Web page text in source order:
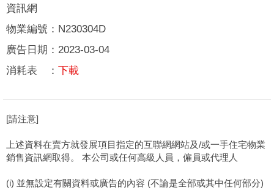
資訊網
物業編號 ： N230304D
廣告日期 ： 2023-03-04
消耗表
： 下載
[請注意]
上述資料在賣方就發展項目指定的互聯網網站及/或一手住宅物業
銷售資訊網取得。 本公司或任何高級人員，僱員或代理人
(i) 並無設定有關資料或廣告的內容 (不論是全部或其中任何部分)